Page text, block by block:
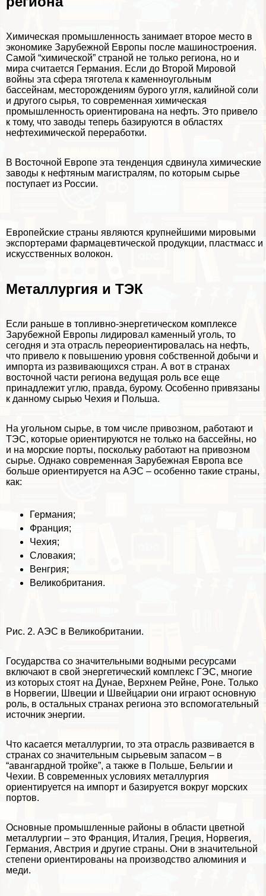
Химическая промышленность занимает второе место в
экономике Зарубежной Европы после машиностроения.
Самой “химической” страной не только региона, но и
мира считается Германия. Если до Второй Мировой
войны эта сфера тяготела к каменноугольным
бассейнам, месторождениям бурого угля, калийной соли
и другого сырья, то современная химическая
промышленность ориентирована на нефть. Это привело
к тому, что заводы теперь базируются в областях
нефтехимической переработки.
В Восточной Европе эта тенденция сдвинула химические
заводы к нефтяным магистралям, по которым сырье
поступает из России.
Европейские страны являются крупнейшими мировыми
экспортерами фармацевтической продукции, пластмасс и
искусственных волокон.
Металлургия и ТЭК
Если раньше в топливно-энергетическом комплексе
Зарубежной Европы лидировал каменный уголь, то
сегодня и эта отрасль переориентировалась на нефть,
что привело к повышению уровня собственной добычи и
импорта из развивающихся стран. А вот в странах
восточной части региона ведущая роль все еще
принадлежит углю, правда, бурому. Особенно привязаны
к данному сырью Чехия и Польша.
На угольном сырье, в том числе привозном, работают и
ТЭС, которые ориентируются не только на бассейны, но
и на морские порты, поскольку работают на привозном
сырье. Однако современная Зарубежная Европа все
больше ориентируется на АЭС – особенно такие страны,
как:
Германия;
Франция;
Чехия;
Словакия;
Венгрия;
Великобритания.
Рис. 2. АЭС в Великобритании.
Государства со значительными водными ресурсами
включают в свой энергетический комплекс ГЭС, многие
из которых стоят на Дунае, Верхнем Рейне, Роне. Только
в Норвегии, Швеции и Швейцарии они играют основную
роль, в остальных странах региона это вспомогательный
источник энергии.
Что касается металлургии, то эта отрасль развивается в
странах со значительным сырьевым запасом – в
“авангардной тройке”, а также в Польше, Бельгии и
Чехии. В современных условиях металлургия
ориентируется на импорт и базируется вокруг морских
портов.
Основные промышленные районы в области цветной
металлургии – это Франция, Италия, Греция, Норвегия,
Германия, Австрия и другие страны. Они в значительной
степени ориентированы на производство алюминия и
меди.